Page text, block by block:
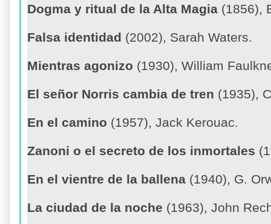
Dogma y ritual de la Alta Magia (1856),
Falsa identidad (2002), Sarah Waters.
Mientras agonizo (1930), William
El señor Norris cambia de tren (1935),
En el camino (1957), Jack Kerouac.
Zanoni o el secreto de los inmortales
En el vientre de la ballena (1940), G.
La ciudad de la noche (1963), John